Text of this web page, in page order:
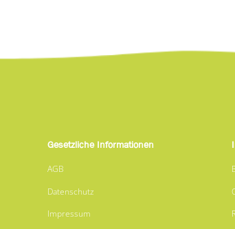
Gesetzliche Informationen
AGB
Datenschutz
Impressum